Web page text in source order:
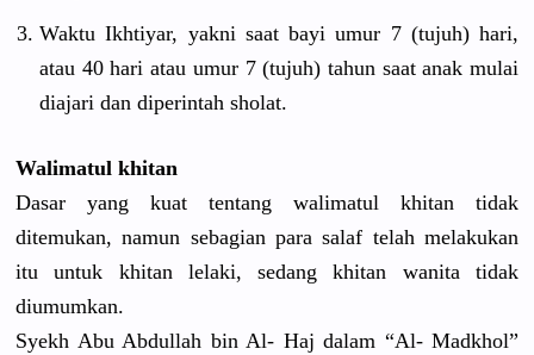
Waktu Ikhtiyar, yakni saat bayi umur 7 (tujuh) hari,
atau 40 hari atau umur 7 (tujuh) tahun saat anak mulai
diajari dan diperintah sholat.
Walimatul khitan
Dasar yang kuat tentang walimatul khitan tidak
ditemukan, namun sebagian para salaf telah melakukan
itu untuk khitan lelaki, sedang khitan wanita tidak
diumumkan.
Syekh Abu Abdullah bin Al- Haj dalam “Al- Madkhol”